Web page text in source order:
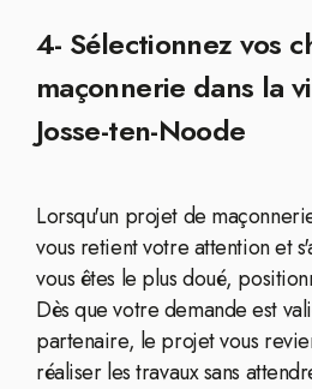
4- Sélectionnez vos
maçonnerie dans la
Josse-ten-Noode
Lorsqu'un projet de
vous retient votre attention et
vous êtes le plus doué,
Dès que votre demande est
partenaire, le projet vous
réaliser les travaux sans